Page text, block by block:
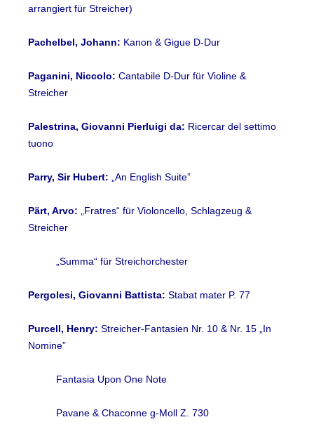
arrangiert für Streicher)
Pachelbel, Johann: Kanon & Gigue D-Dur
Paganini, Niccolo: Cantabile D-Dur für Violine &
Streicher
Palestrina, Giovanni Pierluigi da: Ricercar del settimo
tuono
Parry, Sir Hubert: „An English Suite”
Pärt, Arvo: „Fratres“ für Violoncello, Schlagzeug &
Streicher
„Summa“ für Streichorchester
Pergolesi, Giovanni Battista: Stabat mater P. 77
Purcell, Henry: Streicher-Fantasien Nr. 10 & Nr. 15 „In
Nomine”
Fantasia Upon One Note
Pavane & Chaconne g-Moll Z. 730